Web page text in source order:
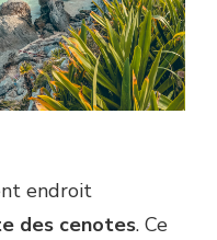
endroit
des cenotes. Ce